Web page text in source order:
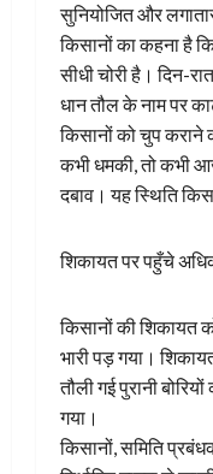
सुनियोजित और
किसानों का कहना है
सीधी चोरी है। दिन-
धान तौल के नाम पर
किसानों को चुप कराने
कभी धमकी, तो कभी
दबाव। यह स्थिति
शिकायत पर पहुँचे
किसानों की शिकायत
भारी पड़ गया।
तौली गई पुरानी
गया।
किसानों, समिति